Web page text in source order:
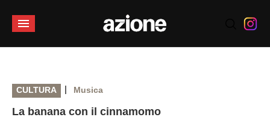
CULTURA | Musica
La banana con il cinnamomo